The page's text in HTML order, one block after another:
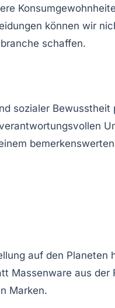
können wir
schaffen.
sozialer Bewusstheit
auf den Planeten
Massenware aus der
Marken.